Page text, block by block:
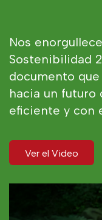
Nos
Sostenibilidad
documento
hacia un futuro
eficiente y con
Ver el Video